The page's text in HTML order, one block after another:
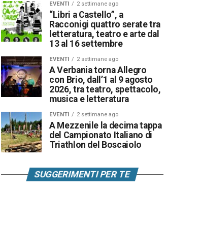
EVENTI 2 settimane ago
“Libri a Castello”, a
Racconigi quattro serate tra
letteratura, teatro e arte dal
13 al 16 settembre
EVENTI 2 settimane ago
A Verbania torna Allegro
con Brio, dall’1 al 9 agosto
2026, tra teatro, spettacolo,
musica e letteratura
EVENTI 2 settimane ago
A Mezzenile la decima tappa
del Campionato Italiano di
Triathlon del Boscaiolo
SUGGERIMENTI PER TE